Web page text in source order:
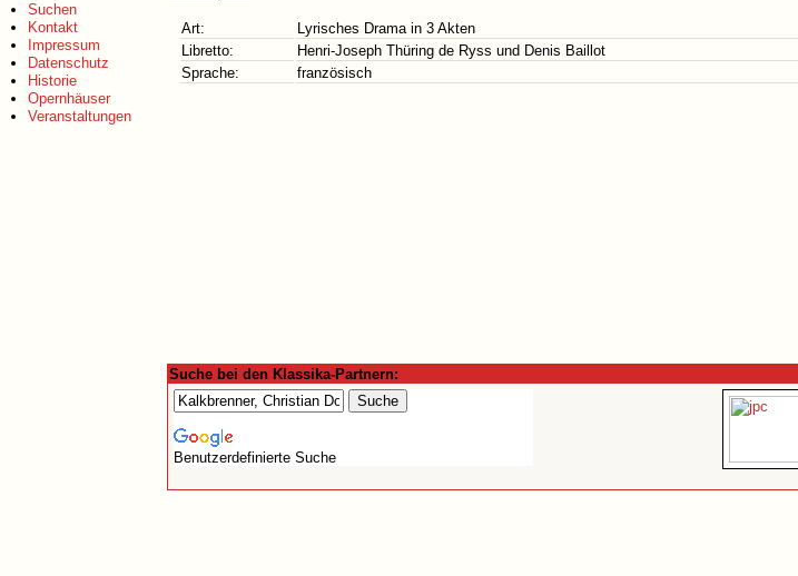
Suchen
Kontakt
Impressum
Datenschutz
Historie
Opernhäuser
Veranstaltungen
Art:
Lyrisches Drama in 3 Akten
Libretto:
Henri-Joseph Thüring de Ryss und Denis Baillot
Sprache:
französisch
Suche bei den Klassika-Partnern:
Benutzerdefinierte Suche